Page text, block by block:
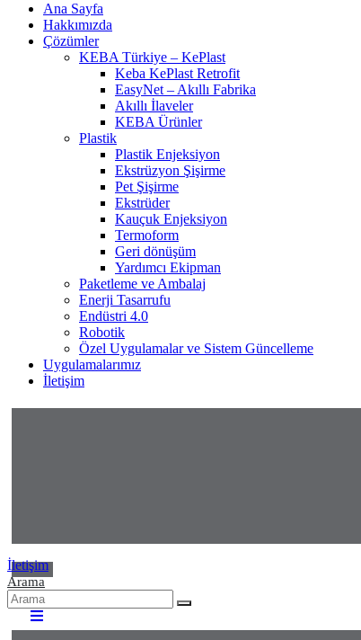
Ana Sayfa
Hakkımızda
Çözümler
KEBA Türkiye – KePlast
Keba KePlast Retrofit
EasyNet – Akıllı Fabrika
Akıllı İlaveler
KEBA Ürünler
Plastik
Plastik Enjeksiyon
Ekstrüzyon Şişirme
Pet Şişirme
Ekstrüder
Kauçuk Enjeksiyon
Termoform
Geri dönüşüm
Yardımcı Ekipman
Paketleme ve Ambalaj
Enerji Tasarrufu
Endüstri 4.0
Robotik
Özel Uygulamalar ve Sistem Güncelleme
Uygulamalarımız
İletişim
İletişim
Arama